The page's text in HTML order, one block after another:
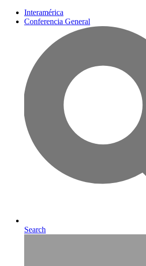
Interamérica
Conferencia General
Search